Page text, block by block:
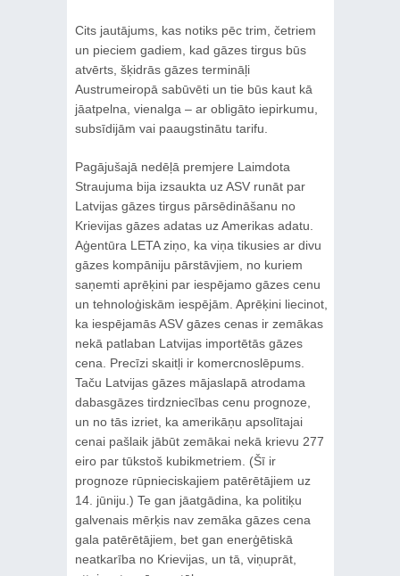
Cits jautājums, kas notiks pēc trim, četriem
un pieciem gadiem, kad gāzes tirgus būs
atvērts, šķidrās gāzes termināļi
Austrumeiropā sabūvēti un tie būs kaut kā
jāatpelna, vienalga – ar obligāto iepirkumu,
subsīdijām vai paaugstinātu tarifu.
Pagājušajā nedēļā premjere Laimdota
Straujuma bija izsaukta uz ASV runāt par
Latvijas gāzes tirgus pārsēdināšanu no
Krievijas gāzes adatas uz Amerikas adatu.
Aģentūra LETA ziņo, ka viņa tikusies ar divu
gāzes kompāniju pārstāvjiem, no kuriem
saņemti aprēķini par iespējamo gāzes cenu
un tehnoloģiskām iespējām. Aprēķini liecinot,
ka iespējamās ASV gāzes cenas ir zemākas
nekā patlaban Latvijas importētās gāzes
cena. Precīzi skaitļi ir komercnoslēpums.
Taču Latvijas gāzes mājaslapā atrodama
dabasgāzes tirdzniecības cenu prognoze,
un no tās izriet, ka amerikāņu apsolītajai
cenai pašlaik jābūt zemākai nekā krievu 277
eiro par tūkstoš kubikmetriem. (Šī ir
prognoze rūpnieciskajiem patērētājiem uz
14. jūniju.) Te gan jāatgādina, ka politiķu
galvenais mērķis nav zemāka gāzes cena
gala patērētājiem, bet gan enerģētiskā
neatkarība no Krievijas, un tā, viņuprāt,